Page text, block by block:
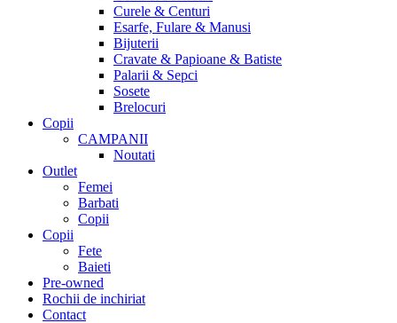
Curele & Centuri
Esarfe, Fulare & Manusi
Bijuterii
Cravate & Papioane & Batiste
Palarii & Sepci
Sosete
Brelocuri
Copii
CAMPANII
Noutati
Outlet
Femei
Barbati
Copii
Copii
Fete
Baieti
Pre-owned
Rochii de inchiriat
Contact